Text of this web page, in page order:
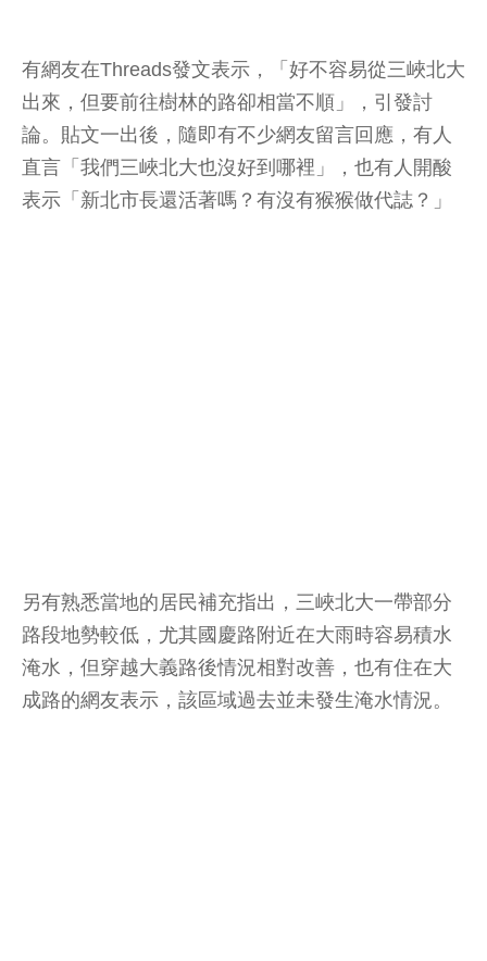
有網友在Threads發文表示，「好不容易從三峽北大
出來，但要前往樹林的路卻相當不順」，引發討
論。貼文一出後，隨即有不少網友留言回應，有人
直言「我們三峽北大也沒好到哪裡」，也有人開酸
表示「新北市長還活著嗎？有沒有猴猴做代誌？」
另有熟悉當地的居民補充指出，三峽北大一帶部分
路段地勢較低，尤其國慶路附近在大雨時容易積水
淹水，但穿越大義路後情況相對改善，也有住在大
成路的網友表示，該區域過去並未發生淹水情況。